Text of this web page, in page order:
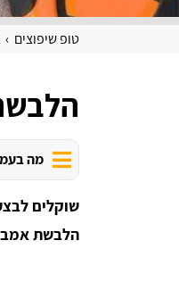
טופ שיפוצים
מה
שוקלים
הלבשת